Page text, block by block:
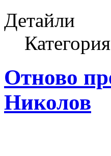
Детайли
Отново
Николов